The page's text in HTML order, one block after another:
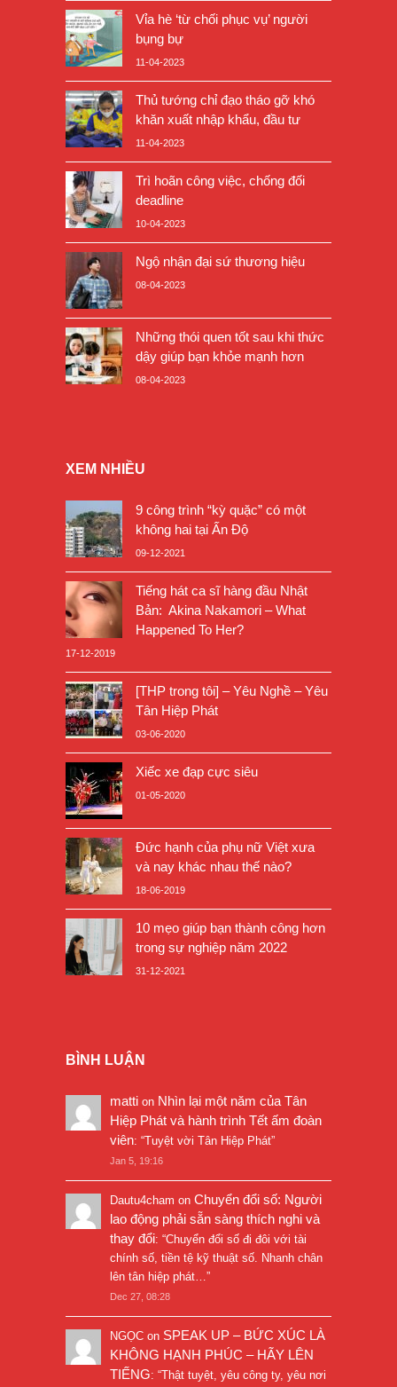
Vỉa hè ‘từ chối phục vụ’ người
bụng bự
11-04-2023
Thủ tướng chỉ đạo tháo gỡ khó
khăn xuất nhập khẩu, đầu tư
11-04-2023
Trì hoãn công việc, chống đối
deadline
10-04-2023
Ngộ nhận đại sứ thương hiệu
08-04-2023
Những thói quen tốt sau khi thức
dậy giúp bạn khỏe mạnh hơn
08-04-2023
XEM NHIỀU
9 công trình “kỳ quặc” có một
không hai tại Ấn Độ
09-12-2021
Tiếng hát ca sĩ hàng đầu Nhật
Bản: Akina Nakamori – What
Happened To Her?
17-12-2019
[THP trong tôi] – Yêu Nghề – Yêu
Tân Hiệp Phát
03-06-2020
Xiếc xe đạp cực siêu
01-05-2020
Đức hạnh của phụ nữ Việt xưa
và nay khác nhau thế nào?
18-06-2019
10 mẹo giúp bạn thành công hơn
trong sự nghiệp năm 2022
31-12-2021
BÌNH LUẬN
matti on Nhìn lại một năm của Tân
Hiệp Phát và hành trình Tết ấm đoàn
viên: “Tuyệt vời Tân Hiệp Phát”
Jan 5, 19:16
Dautu4cham on Chuyển đổi số: Người
lao động phải sẵn sàng thích nghi và
thay đổi: “Chuyển đổi số đi đôi với tài
chính số, tiền tệ kỹ thuật số. Nhanh chân
lên tân hiệp phát…”
Dec 27, 08:28
NGỌC on SPEAK UP – BỨC XÚC LÀ
KHÔNG HẠNH PHÚC – HÃY LÊN
TIẾNG: “Thật tuyệt, yêu công ty, yêu nơi